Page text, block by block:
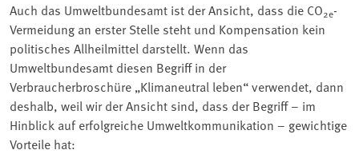
Auch das Umweltbundesamt ist der Ansicht, dass die CO2e-
Vermeidung an erster Stelle steht und Kompensation kein
politisches Allheilmittel darstellt. Wenn das
Umweltbundesamt diesen Begriff in der
Verbraucherbroschüre „Klimaneutral leben“ verwendet, dann
deshalb, weil wir der Ansicht sind, dass der Begriff – im
Hinblick auf erfolgreiche Umweltkommunikation – gewichtige
Vorteile hat: